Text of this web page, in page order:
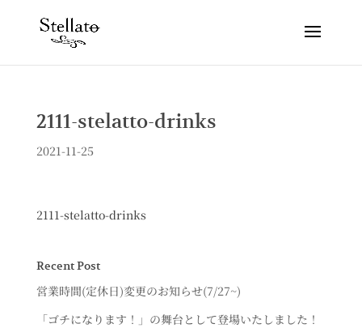
2111-stelatto-drinks
2021-11-25
2111-stelatto-drinks
Recent Post
営業時間(定休日)変更のお知らせ(7/27~)
「ゴチになります！」の舞台として登場いたしました！